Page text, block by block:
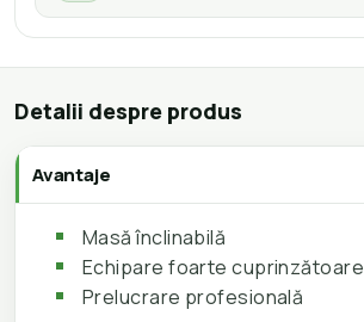
Detalii despre produs
Avantaje
Masă înclinabilă
Echipare foarte cuprinzătoare
Prelucrare profesională